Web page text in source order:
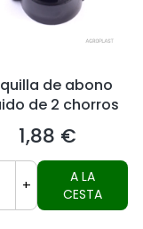
de abono
de 2 chorros
Precio
1,88 €
+
A LA
CESTA